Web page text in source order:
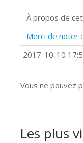
Prise de
?
À propos de
Merci de noter
2017-10-10
Vous ne pouvez
Les plus